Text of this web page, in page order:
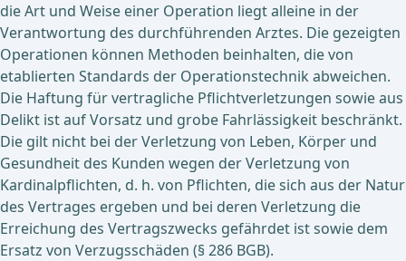
die Art und Weise einer Operation liegt alleine in der
Verantwortung des durchführenden Arztes. Die gezeigten
Operationen können Methoden beinhalten, die von
etablierten Standards der Operationstechnik abweichen.
Die Haftung für vertragliche Pflichtverletzungen sowie aus
Delikt ist auf Vorsatz und grobe Fahrlässigkeit beschränkt.
Die gilt nicht bei der Verletzung von Leben, Körper und
Gesundheit des Kunden wegen der Verletzung von
Kardinalpflichten, d. h. von Pflichten, die sich aus der Natur
des Vertrages ergeben und bei deren Verletzung die
Erreichung des Vertragszwecks gefährdet ist sowie dem
Ersatz von Verzugsschäden (§ 286 BGB).